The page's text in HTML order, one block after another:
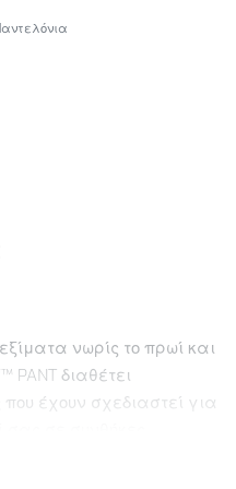
νωρίς το πρωί και
PANT διαθέτει
έχουν σχεδιαστεί για
το 50% του κύριου